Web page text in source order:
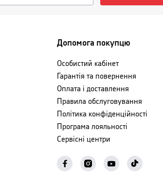
Допомога покупцю
Особистий кабінет
Гарантія та повернення
Оплата і доставлення
Правила обслуговування
Політика конфіденційності
Програма лояльності
Сервісні центри